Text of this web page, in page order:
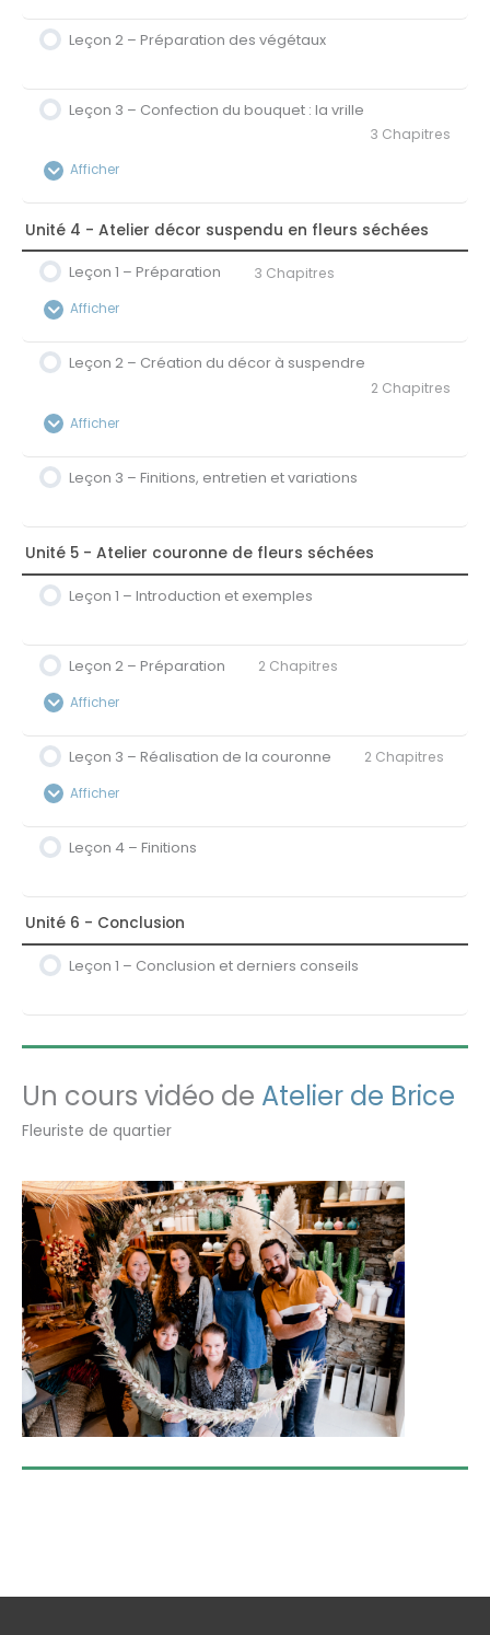
1C – Sécher soi-même ses fleurs
Leçon 2 – Préparation des végétaux
Leçon 3 – Confection du bouquet : la vrille
3 Chapitres
Afficher
Contenu de la Leçon
0% Terminé 0/3 étapes
3A – La vrille, volumes, hauteurs et formes
3B – Réalisation pas-à-pas du bouquet
Unité 4 - Atelier décor suspendu en fleurs séchées
Leçon 1 – Préparation 3 Chapitres
Afficher
Contenu de la Leçon
1C – Préparation des végétaux
Leçon 2 – Création du décor à suspendre
2 Chapitres
Afficher
Contenu de la Leçon
2A – Technique de la composition piquée
2B – Piquage des végétaux
Leçon 3 – Finitions, entretien et variations
Unité 5 - Atelier couronne de fleurs séchées
Leçon 1 – Introduction et exemples
Leçon 2 – Préparation 2 Chapitres
Afficher
Contenu de la Leçon
0% Terminé
2A – Les fournitures et les végétaux
Leçon 3 – Réalisation de la couronne 2 Chapitres
Afficher
Contenu de la Leçon
3A – Préparation des végétaux
3B – Fixation des végétaux sur la couronne
Leçon 4 – Finitions
Unité 6 - Conclusion
Leçon 1 – Conclusion et derniers conseils
Un cours vidéo de Atelier de Brice
Fleuriste de quartier